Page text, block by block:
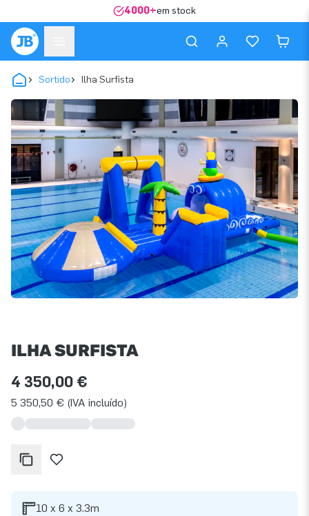
4000+em stock
Sortido Ilha Surfista
ILHA SURFISTA
4 350,00 €
5 350,50 € (IVA incluído)
10 x 6 x 3.3m